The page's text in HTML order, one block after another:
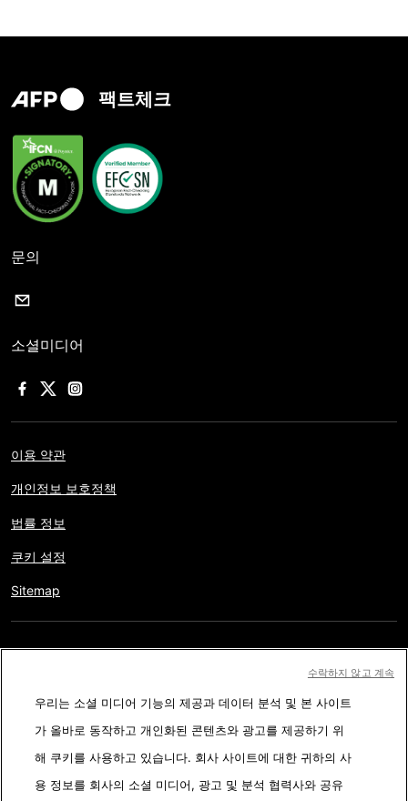
팩트체크
문의
소셜미디어
이용 약관
개인정보 보호정책
법률 정보
쿠키 설정
Sitemap
AFP와 계약 없이 저작물의 일부나 전체를 복사, 출판, 방송하는 것은
엄격히 금합니다. 팩트체킹 콘텐츠 내에 묘사된 부분과 링크 형태로
첨부된 부분은 관련 정보의 이해를 돕기 위한 것입니다. AFP는 서드
파티 콘텐츠 제작자나 저작권자로 부터 어떤 권한도 받지 않았기에
우리는 소셜 미디어 기능의 제공과 데이터 분석 및 본 사이트
가 올바로 동작하고 개인화된 콘텐츠와 광고를 제공하기 위
해 쿠키를 사용하고 있습니다. 회사 사이트에 대한 귀하의 사
용 정보를 회사의 소셜 미디어, 광고 및 분석 협력사와 공유
수락하지 않고 계속